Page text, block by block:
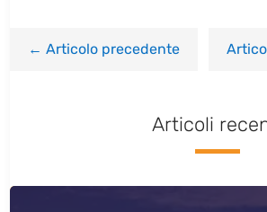
←Articolo precedente
Articoli